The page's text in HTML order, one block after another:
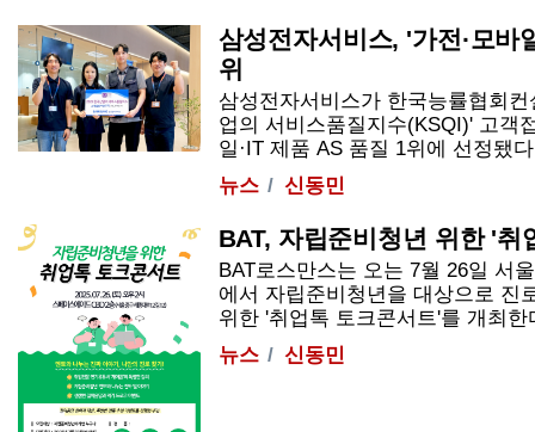
삼성전자서비스, '가전·모바
위
삼성전자서비스가 한국능률협회
업의 서비스품질지수(KSQI)' 고객
일·IT 제품 AS 품질 1위에 선정됐
뉴스
신동민
BAT, 자립준비청년 위한 '취
BAT로스만스는 오는 7월 26일 서
에서 자립준비청년을 대상으로 진
위한 '취업톡 토크콘서트'를 개최
뉴스
신동민